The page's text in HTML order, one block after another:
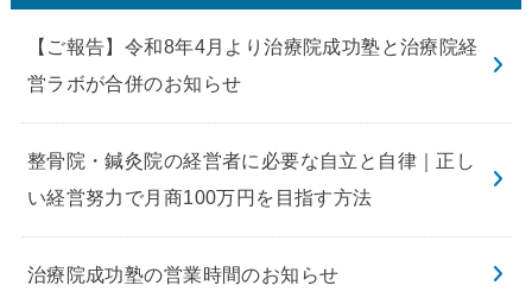
【ご報告】令和8年4月より治療院成功塾と治療院経
営ラボが合併のお知らせ
整骨院・鍼灸院の経営者に必要な自立と自律｜正し
い経営努力で月商100万円を目指す方法
治療院成功塾の営業時間のお知らせ